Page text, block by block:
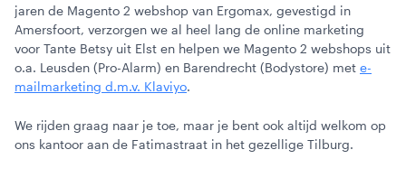
jaren de Magento 2 webshop van Ergomax, gevestigd in
Amersfoort, verzorgen we al heel lang de online marketing
voor Tante Betsy uit Elst en helpen we Magento 2 webshops uit
o.a. Leusden (Pro-Alarm) en Barendrecht (Bodystore) met e-
mailmarketing d.m.v. Klaviyo.
We rijden graag naar je toe, maar je bent ook altijd welkom op
ons kantoor aan de Fatimastraat in het gezellige Tilburg.